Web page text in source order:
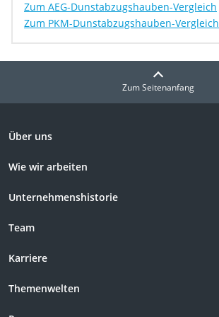
Zum AEG-Dunstabzugshauben-Vergleich
Zum PKM-Dunstabzugshauben-Vergleich
Zum Seitenanfang
Über uns
Wie wir arbeiten
Unternehmenshistorie
Team
Karriere
Themenwelten